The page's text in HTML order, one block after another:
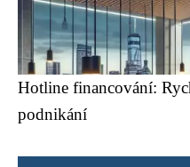
Hotline financování:
podnikání